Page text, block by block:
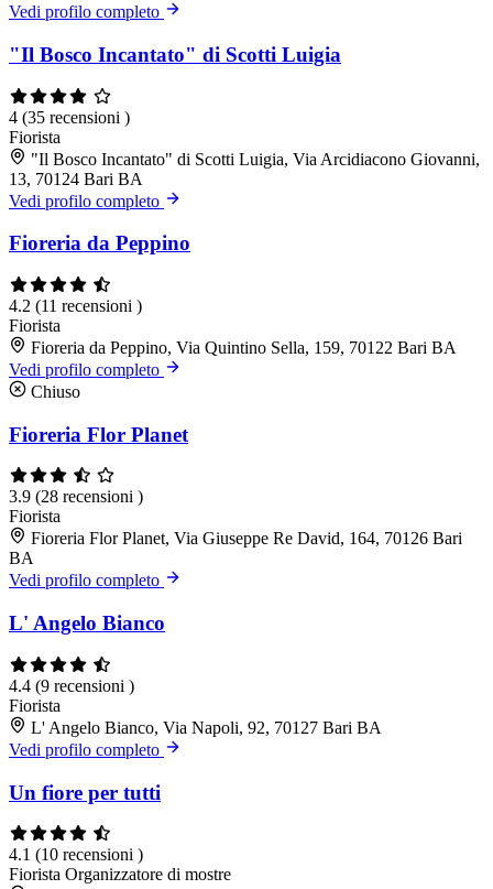
Vedi profilo completo
"Il Bosco Incantato" di Scotti Luigia
4 (35 recensioni )
Fiorista
"Il Bosco Incantato" di Scotti Luigia, Via Arcidiacono Giovanni,
13, 70124 Bari BA
Vedi profilo completo
Fioreria da Peppino
4.2 (11 recensioni )
Fiorista
Fioreria da Peppino, Via Quintino Sella, 159, 70122 Bari BA
Vedi profilo completo
Chiuso
Fioreria Flor Planet
3.9 (28 recensioni )
Fiorista
Fioreria Flor Planet, Via Giuseppe Re David, 164, 70126 Bari
BA
Vedi profilo completo
L' Angelo Bianco
4.4 (9 recensioni )
Fiorista
L' Angelo Bianco, Via Napoli, 92, 70127 Bari BA
Vedi profilo completo
Un fiore per tutti
4.1 (10 recensioni )
Fiorista Organizzatore di mostre